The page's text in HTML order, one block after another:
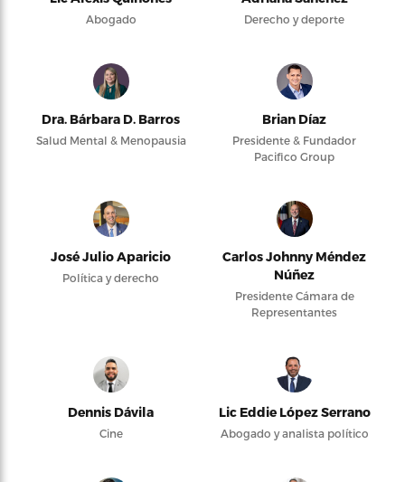
Abogado Derecho y deporte
Dra. Bárbara D. Barros
Salud Mental & Menopausia
Brian Díaz
Presidente & Fundador
Pacifico Group
José Julio Aparicio
Política y derecho
Carlos Johnny Méndez
Núñez
Presidente Cámara de
Representantes
Dennis Dávila
Cine
Lic Eddie López Serrano
Abogado y analista político